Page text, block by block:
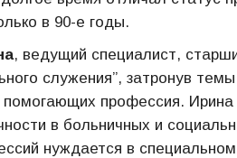
в 90-е годы.
, ведущий специалист,
служения”, затронув
профессия.
в больничных и
нуждается в